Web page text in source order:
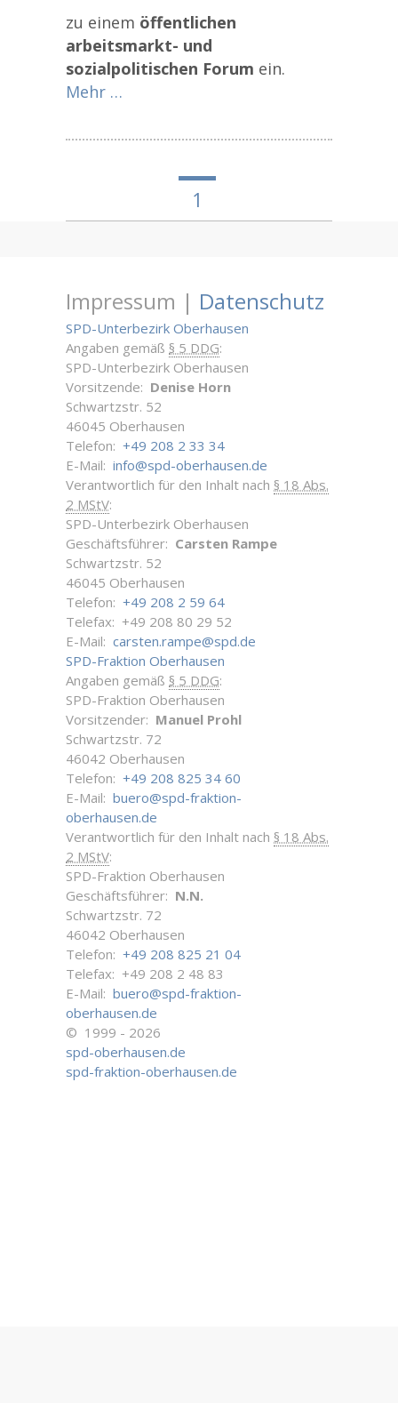
zu einem öffentlichen
arbeitsmarkt- und
sozialpolitischen Forum ein.
Mehr …
1
Impressum | Datenschutz
SPD-Unterbezirk Oberhausen
Angaben gemäß § 5 DDG:
SPD-Unterbezirk Oberhausen
Vorsitzende: Denise Horn
Schwartzstr. 52
46045 Oberhausen
Telefon: +49 208 2 33 34
E-Mail: info@spd-oberhausen.de
Verantwortlich für den Inhalt nach § 18 Abs.
2 MStV:
SPD-Unterbezirk Oberhausen
Geschäftsführer: Carsten Rampe
Schwartzstr. 52
46045 Oberhausen
Telefon: +49 208 2 59 64
Telefax: +49 208 80 29 52
E-Mail: carsten.rampe@spd.de
SPD-Fraktion Oberhausen
Angaben gemäß § 5 DDG:
SPD-Fraktion Oberhausen
Vorsitzender: Manuel Prohl
Schwartzstr. 72
46042 Oberhausen
Telefon: +49 208 825 34 60
E-Mail: buero@spd-fraktion-
oberhausen.de
Verantwortlich für den Inhalt nach § 18 Abs.
2 MStV:
SPD-Fraktion Oberhausen
Geschäftsführer: N.N.
Schwartzstr. 72
46042 Oberhausen
Telefon: +49 208 825 21 04
Telefax: +49 208 2 48 83
E-Mail: buero@spd-fraktion-
oberhausen.de
© 1999 - 2026
spd-oberhausen.de
spd-fraktion-oberhausen.de